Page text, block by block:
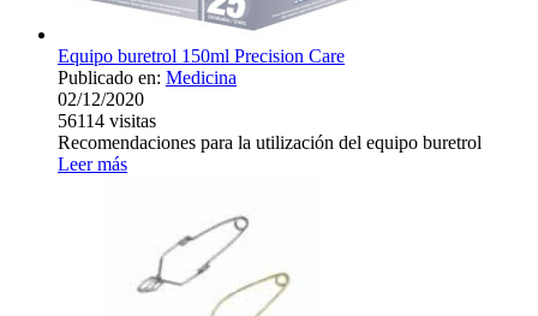
Equipo buretrol 150ml Precision Care
Publicado en: Medicina
02/12/2020
56114 visitas
Recomendaciones para la utilización del equipo buretrol
Leer más